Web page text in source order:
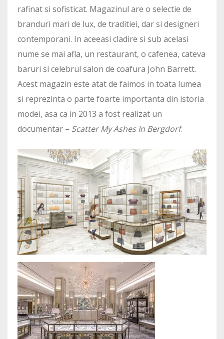
rafinat si sofisticat. Magazinul are o selectie de
branduri mari de lux, de traditiei, dar si designeri
contemporani. In aceeasi cladire si sub acelasi
nume se mai afla, un restaurant, o cafenea, cateva
baruri si celebrul salon de coafura John Barrett.
Acest magazin este atat de faimos in toata lumea
si reprezinta o parte foarte importanta din istoria
modei, asa ca in 2013 a fost realizat un
documentar – Scatter My Ashes In Bergdorf.